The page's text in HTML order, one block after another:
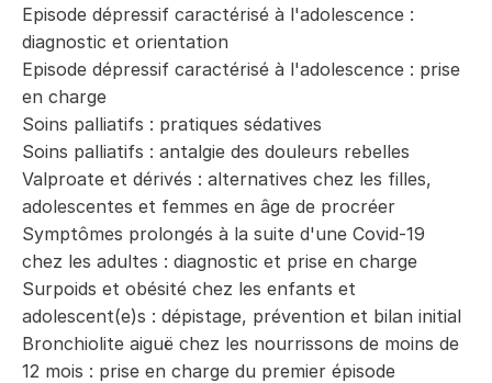
Episode dépressif caractérisé à l'adolescence :
diagnostic et orientation
Episode dépressif caractérisé à l'adolescence : prise
en charge
Soins palliatifs : pratiques sédatives
Soins palliatifs : antalgie des douleurs rebelles
Valproate et dérivés : alternatives chez les filles,
adolescentes et femmes en âge de procréer
Symptômes prolongés à la suite d'une Covid-19
chez les adultes : diagnostic et prise en charge
Surpoids et obésité chez les enfants et
adolescent(e)s : dépistage, prévention et bilan initial
Bronchiolite aiguë chez les nourrissons de moins de
12 mois : prise en charge du premier épisode